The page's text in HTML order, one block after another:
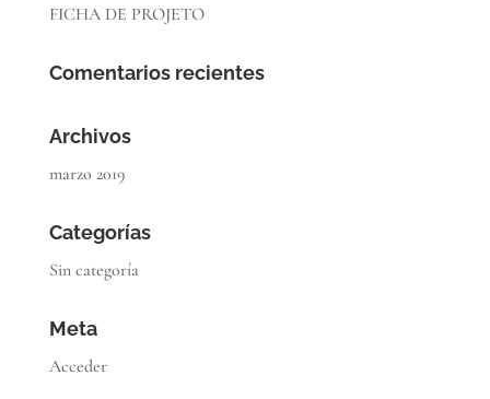
FICHA DE PROJETO
Comentarios recientes
Archivos
marzo 2019
Categorías
Sin categoría
Meta
Acceder